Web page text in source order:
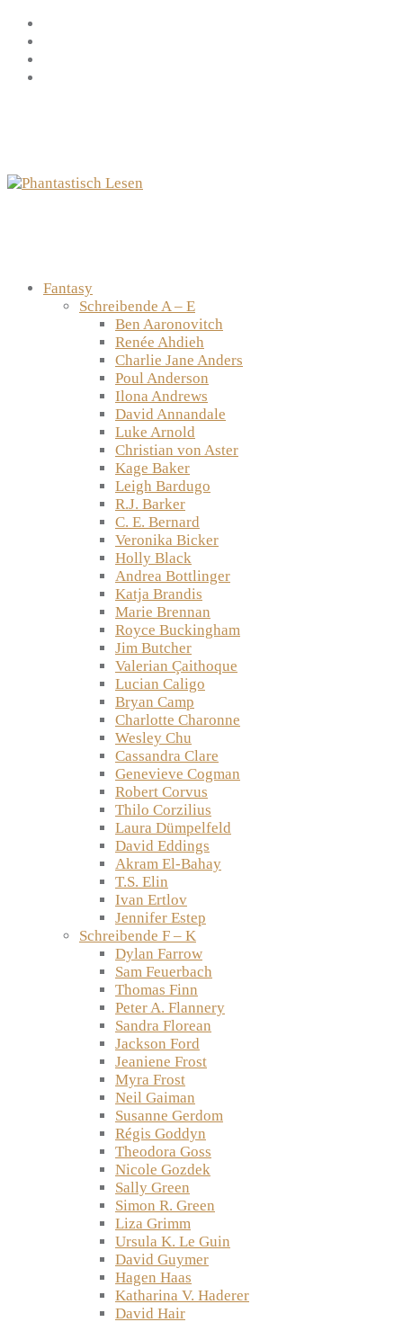
Zum
Inhalt
springen
Fantasy
Schreibende A – E
Ben Aaronovitch
Renée Ahdieh
Charlie Jane Anders
Poul Anderson
Ilona Andrews
David Annandale
Luke Arnold
Christian von Aster
Kage Baker
Leigh Bardugo
R.J. Barker
C. E. Bernard
Veronika Bicker
Holly Black
Andrea Bottlinger
Katja Brandis
Marie Brennan
Royce Buckingham
Jim Butcher
Valerian Çaithoque
Lucian Caligo
Bryan Camp
Charlotte Charonne
Wesley Chu
Cassandra Clare
Genevieve Cogman
Robert Corvus
Thilo Corzilius
Laura Dümpelfeld
David Eddings
Akram El-Bahay
T.S. Elin
Ivan Ertlov
Jennifer Estep
Schreibende F – K
Dylan Farrow
Sam Feuerbach
Thomas Finn
Peter A. Flannery
Sandra Florean
Jackson Ford
Jeaniene Frost
Myra Frost
Neil Gaiman
Susanne Gerdom
Régis Goddyn
Theodora Goss
Nicole Gozdek
Sally Green
Simon R. Green
Liza Grimm
Ursula K. Le Guin
David Guymer
Hagen Haas
Katharina V. Haderer
David Hair